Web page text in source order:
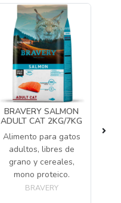
BRAVERY SALMON
ADULT CAT 2KG/7KG
Alimento para gatos
adultos, libres de
grano y cereales,
mono proteico.
BRAVERY